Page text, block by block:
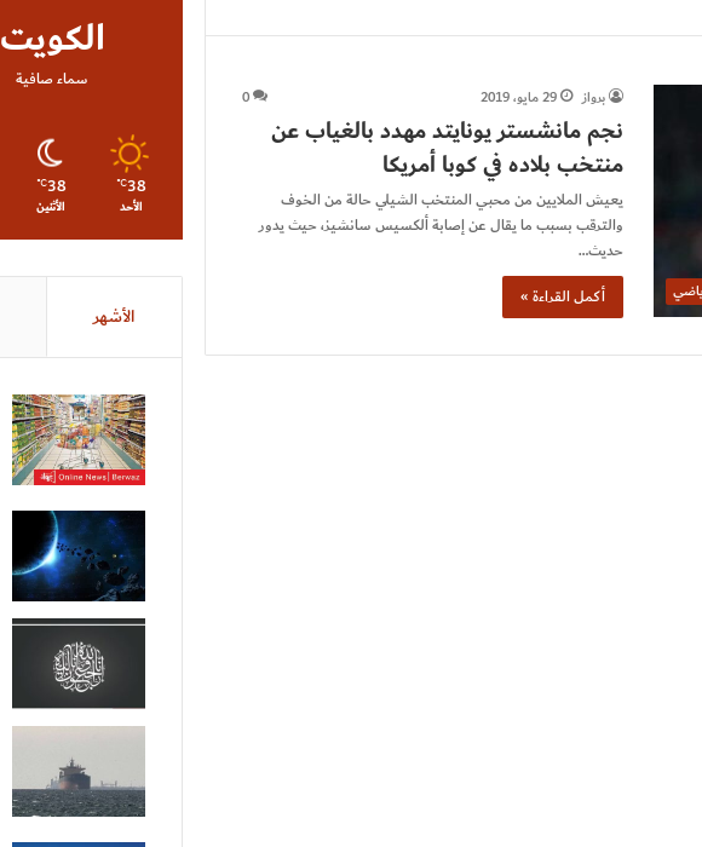
برواز 29 مايو، 2019 0
نجم مانشستر يونايتد مهدد بالغياب عن
منتخب بلاده في كوبا أمريكا
يعيش الملايين من محبي المنتخب الشيلي حالة من الخوف
والترقب بسبب ما يقال عن إصابة ألكسيس سانشيز، حيث يدور
حديث…
أكمل القراءة »
الكويت
سماء صافية
38
℃
الأحد
38
℃
الأثنين
الأشهر